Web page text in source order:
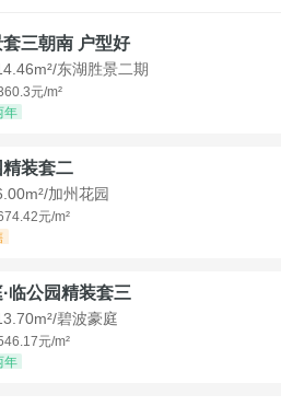
三朝南 户型好
东湖胜景二期
元/m²
年
装套二
加州花园
元/m²
临公园精装套三
碧波豪庭
元/m²
年